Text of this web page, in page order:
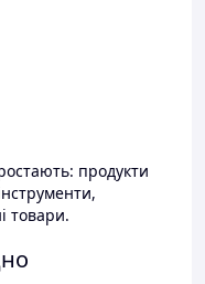
продукти
товари.